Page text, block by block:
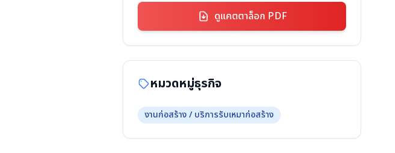
ดูแคตตาล็อก PDF
หมวดหมู่ธุรกิจ
งานก่อสร้าง / บริการรับเหมาก่อสร้าง